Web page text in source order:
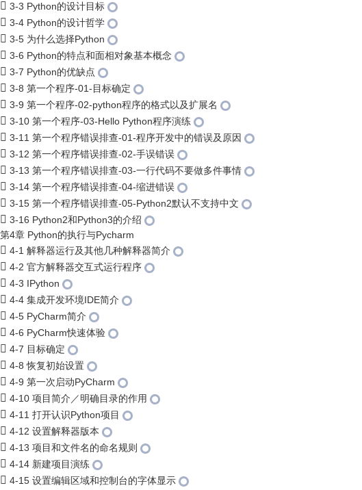
3-3 Python的设计目标
3-4 Python的设计哲学
3-5 为什么选择Python
3-6 Python的特点和面相对象基本概念
3-7 Python的优缺点
3-8 第一个程序-01-目标确定
3-9 第一个程序-02-python程序的格式以及扩展名
3-10 第一个程序-03-Hello Python程序演练
3-11 第一个程序错误排查-01-程序开发中的错误及原因
3-12 第一个程序错误排查-02-手误错误
3-13 第一个程序错误排查-03-一行代码不要做多件事情
3-14 第一个程序错误排查-04-缩进错误
3-15 第一个程序错误排查-05-Python2默认不支持中文
3-16 Python2和Python3的介绍
第4章 Python的执行与Pycharm
4-1 解释器运行及其他几种解释器简介
4-2 官方解释器交互式运行程序
4-3 IPython
4-4 集成开发环境IDE简介
4-5 PyCharm简介
4-6 PyCharm快速体验
4-7 目标确定
4-8 恢复初始设置
4-9 第一次启动PyCharm
4-10 项目简介／明确目录的作用
4-11 打开认识Python项目
4-12 设置解释器版本
4-13 项目和文件名的命名规则
4-14 新建项目演练
4-15 设置编辑区域和控制台的字体显示